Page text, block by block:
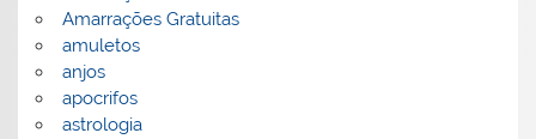
Amarrações Gratuitas
amuletos
anjos
apocrifos
astrologia